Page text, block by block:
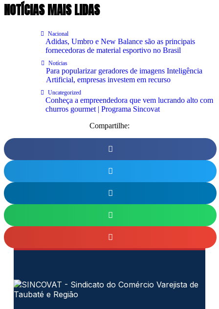
NOTÍCIAS MAIS LIDAS
Nacional
Adidas, Umbro e New Balance são as principais
fornecedoras de material esportivo no Brasil
Notícias
Para popularizar geradores de imagens Inteligência
Artificial, empresas investem em recurso
Uncategorized
Conheça a empreendedora que vem lucrando alto com
churros gourmet | Programa Sincovat
Compartilhe: